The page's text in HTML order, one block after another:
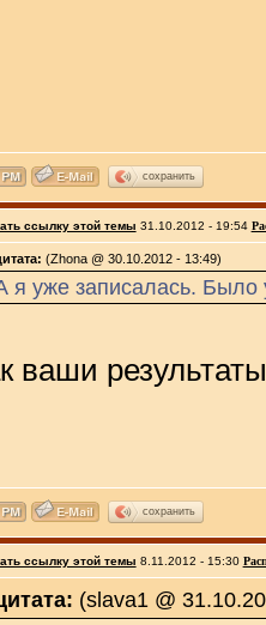
сохранить
ссылку этой темы 31.10.2012 - 19:54
(Zhona @ 30.10.2012 - 13:49)
я уже записалась. Было
ваши
сохранить
ссылку этой темы 8.11.2012 - 15:30
(slava1 @